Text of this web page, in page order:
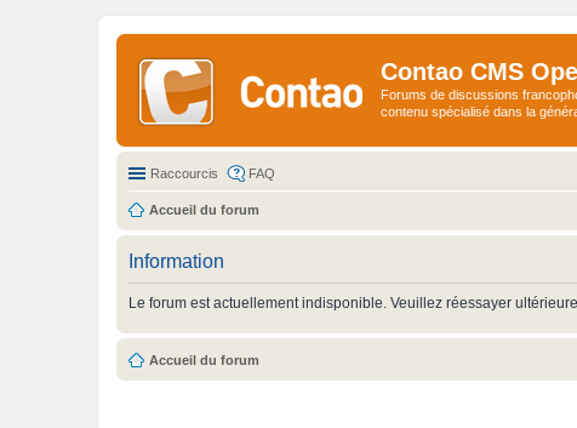
Contao CMS
Forums de discussions
contenu spécialisé dans la
Raccourcis FAQ
Accueil du forum
Information
Le forum est actuellement indisponible. Veuillez réessayer
Accueil du forum